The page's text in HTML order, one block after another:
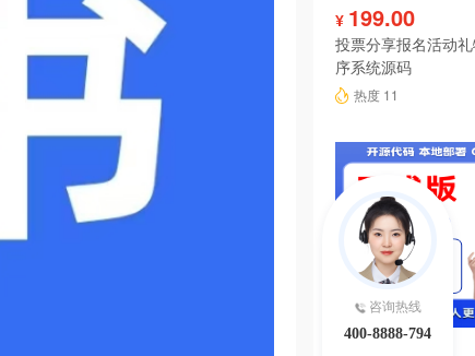
¥ 199.00
投票分享报名活动
序系统源码
热度 11
咨询热线
400-8888-794